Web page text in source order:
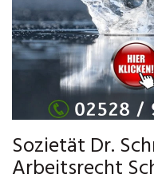
Sozietät Dr.
Arbeitsrecht